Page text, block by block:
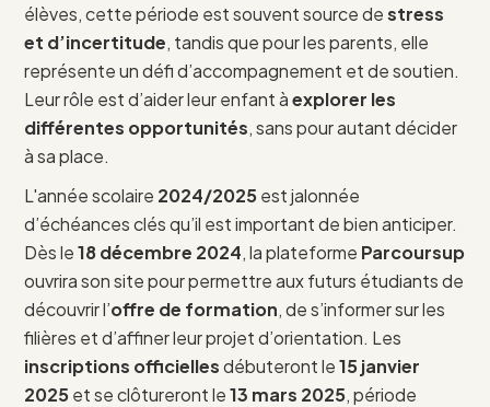
élèves, cette période est souvent source destress
et d’incertitude, tandis que pour les parents, elle
représente un défi d’accompagnement et de soutien.
Leur rôle est d’aider leur enfant àexplorer les
différentes opportunités, sans pour autant décider
à sa place.
L'année scolaire 2024/2025est jalonnée
d’échéances clés qu’il est important de bien anticiper.
Dès le18 décembre 2024, la plateforme Parcoursup
ouvrira son site pour permettre aux futurs étudiants de
découvrir l’offre de formation, de s’informer sur les
filières et d’affiner leur projet d’orientation. Les
inscriptions officiellesdébuteront le15 janvier
2025et se clôtureront le13 mars 2025, période